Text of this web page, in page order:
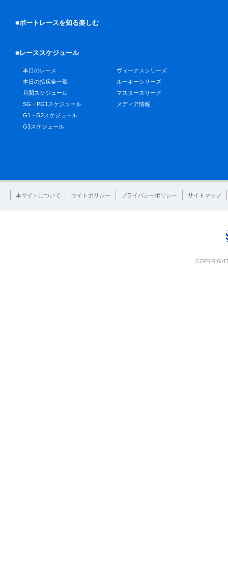
■ボートレースを知る楽しむ
■レーススケジュール
本日のレース
本日の払戻金一覧
月間スケジュール
SG・PG1スケジュール
G1・G2スケジュール
G3スケジュール
ヴィーナスシリーズ
ルーキーシリーズ
マスターズリーグ
メディア情報
本サイトについて サイトポリシー プライバシーポリシー サイトマップ